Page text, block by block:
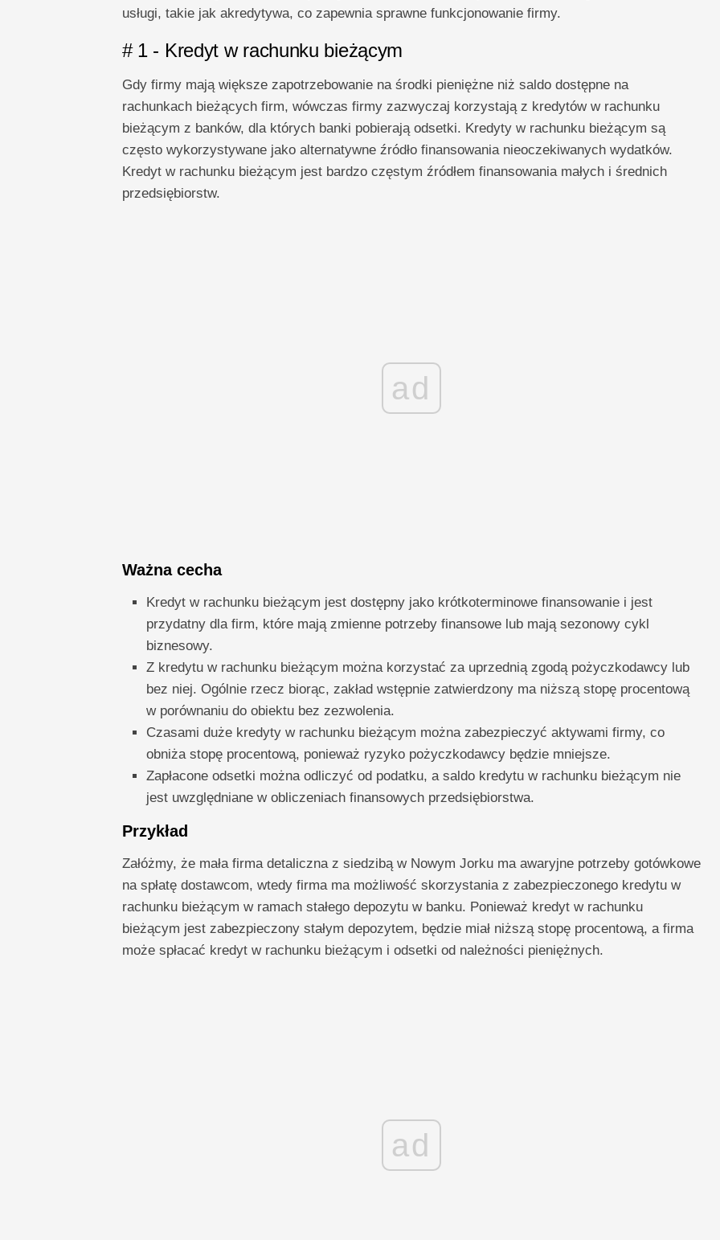
usługi, takie jak akredytywa, co zapewnia sprawne funkcjonowanie firmy.
# 1 - Kredyt w rachunku bieżącym
Gdy firmy mają większe zapotrzebowanie na środki pieniężne niż saldo dostępne na
rachunkach bieżących firm, wówczas firmy zazwyczaj korzystają z kredytów w rachunku
bieżącym z banków, dla których banki pobierają odsetki. Kredyty w rachunku bieżącym są
często wykorzystywane jako alternatywne źródło finansowania nieoczekiwanych wydatków.
Kredyt w rachunku bieżącym jest bardzo częstym źródłem finansowania małych i średnich
przedsiębiorstw.
ad
Ważna cecha
Kredyt w rachunku bieżącym jest dostępny jako krótkoterminowe finansowanie i jest
przydatny dla firm, które mają zmienne potrzeby finansowe lub mają sezonowy cykl
biznesowy.
Z kredytu w rachunku bieżącym można korzystać za uprzednią zgodą pożyczkodawcy lub
bez niej. Ogólnie rzecz biorąc, zakład wstępnie zatwierdzony ma niższą stopę procentową
w porównaniu do obiektu bez zezwolenia.
Czasami duże kredyty w rachunku bieżącym można zabezpieczyć aktywami firmy, co
obniża stopę procentową, ponieważ ryzyko pożyczkodawcy będzie mniejsze.
Zapłacone odsetki można odliczyć od podatku, a saldo kredytu w rachunku bieżącym nie
jest uwzględniane w obliczeniach finansowych przedsiębiorstwa.
Przykład
Załóżmy, że mała firma detaliczna z siedzibą w Nowym Jorku ma awaryjne potrzeby gotówkowe
na spłatę dostawcom, wtedy firma ma możliwość skorzystania z zabezpieczonego kredytu w
rachunku bieżącym w ramach stałego depozytu w banku. Ponieważ kredyt w rachunku
bieżącym jest zabezpieczony stałym depozytem, ​​będzie miał niższą stopę procentową, a firma
może spłacać kredyt w rachunku bieżącym i odsetki od należności pieniężnych.
ad